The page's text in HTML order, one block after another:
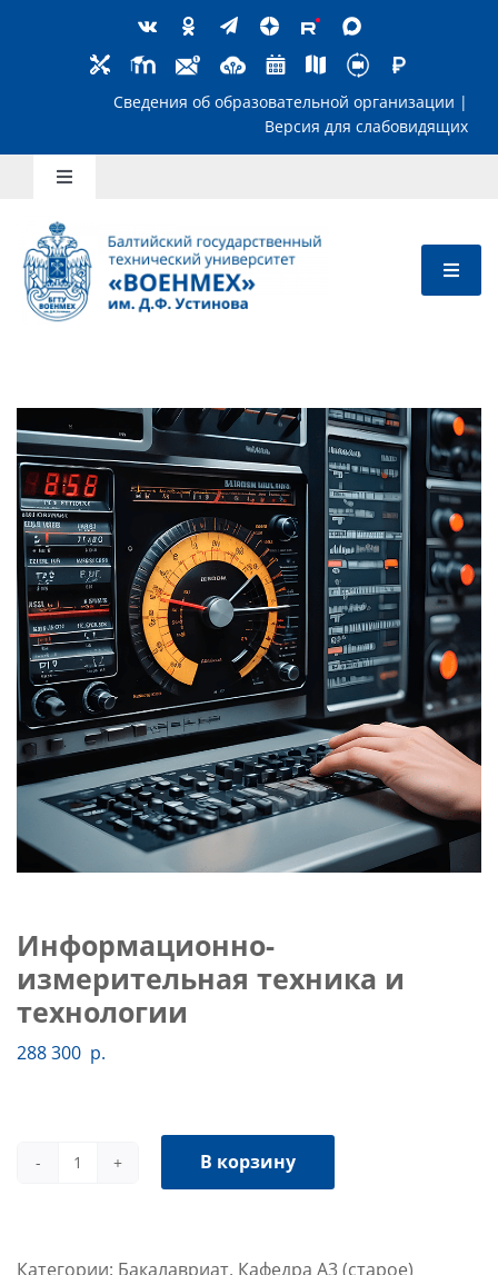
Сведения об образовательной
Toggle
Школьникам
Абитуриентам
Преподавателям
Слушателям
Партнерам
НИОКР
Информационно-
измерительная техника и
технологии
288 300 р.
Количество
В корзину
Категории: Бакалавриат, Кафедра А3 (старое)